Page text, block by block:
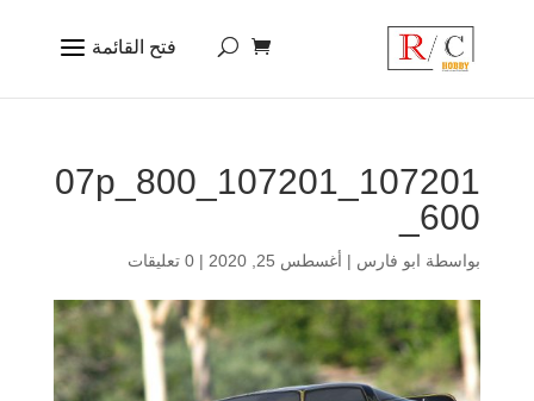
107201_107201_07p_800
_600
بواسطة ابو فارس | أغسطس 25, 2020 | 0 تعليقات